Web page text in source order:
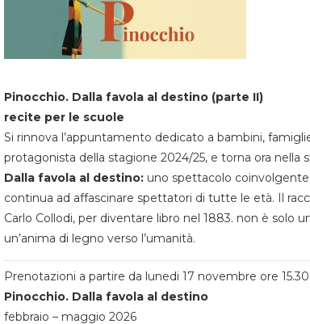
Pinocchio. Dalla favola al destino (parte II)
recite per le scuole
Si rinnova l’appuntamento dedicato a bambini,
protagonista della stagione 2024/25, e torna ora nella
Dalla favola al destino:uno spettacolo
continua ad affascinare spettatori di tutte le età. Il
Carlo Collodi, per diventare libro nel 1883. non è solo
un’anima di legno verso l’umanità.
Prenotazioni a partire da lunedi 17 novembre ore 15.30
Pinocchio. Dalla favola al destino
febbraio – maggio 2026